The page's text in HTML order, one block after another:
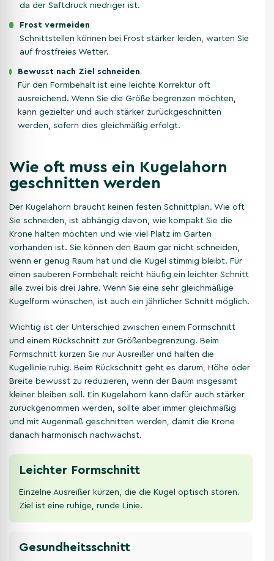
da der Saftdruck niedriger ist.
Frost vermeiden
Schnittstellen können bei Frost stärker leiden, warten Sie
auf frostfreies Wetter.
Bewusst nach Ziel schneiden
Für den Formbehalt ist eine leichte Korrektur oft
ausreichend. Wenn Sie die Größe begrenzen möchten,
kann gezielter und auch stärker zurückgeschnitten
werden, sofern dies gleichmäßig erfolgt.
Wie oft muss ein Kugelahorn
geschnitten werden
Der Kugelahorn braucht keinen festen Schnittplan. Wie oft
Sie schneiden, ist abhängig davon, wie kompakt Sie die
Krone halten möchten und wie viel Platz im Garten
vorhanden ist. Sie können den Baum gar nicht schneiden,
wenn er genug Raum hat und die Kugel stimmig bleibt. Für
einen sauberen Formbehalt reicht häufig ein leichter Schnitt
alle zwei bis drei Jahre. Wenn Sie eine sehr gleichmäßige
Kugelform wünschen, ist auch ein jährlicher Schnitt möglich.
Wichtig ist der Unterschied zwischen einem Formschnitt
und einem Rückschnitt zur Größenbegrenzung. Beim
Formschnitt kürzen Sie nur Ausreißer und halten die
Kugellinie ruhig. Beim Rückschnitt geht es darum, Höhe oder
Breite bewusst zu reduzieren, wenn der Baum insgesamt
kleiner bleiben soll. Ein Kugelahorn kann dafür auch stärker
zurückgenommen werden, sollte aber immer gleichmäßig
und mit Augenmaß geschnitten werden, damit die Krone
danach harmonisch nachwächst.
Leichter Formschnitt
Einzelne Ausreißer kürzen, die die Kugel optisch stören.
Ziel ist eine ruhige, runde Linie.
Gesundheitsschnitt